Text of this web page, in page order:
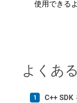
使用できる
よくあ
C++ SDK